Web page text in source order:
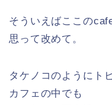
そういえばここの
思って改めて。
タケノコのようにト
カフェの中でも